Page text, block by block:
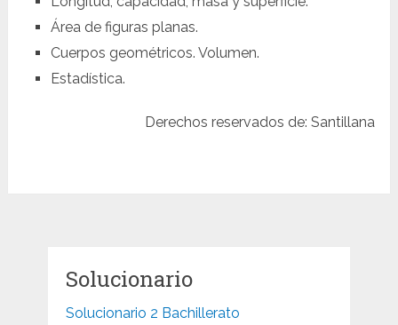
Área de figuras planas.
Cuerpos geométricos. Volumen.
Estadística.
Derechos reservados de: Santillana
Solucionario
Solucionario 2 Bachillerato